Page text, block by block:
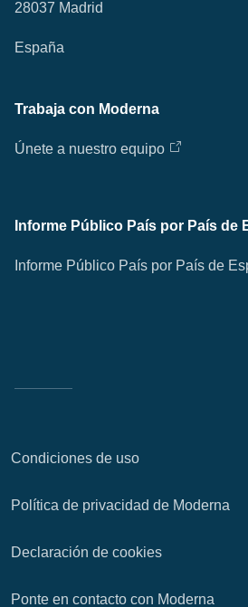
28037 Madrid
España
Trabaja con Moderna
Únete a nuestro equipo
Informe Público País por País de
Informe Público País por País de
Condiciones de uso
Política de privacidad de Moderna
Declaración de cookies
Ponte en contacto con Moderna